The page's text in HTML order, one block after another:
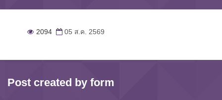
2094 05 ส.ค. 2569
Post created by form